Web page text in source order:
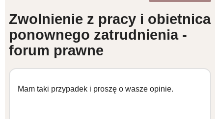
WZORY DOKUMENTÓW
FORUM PRAWNE
Zwolnienie z pracy i obietnica
ponownego zatrudnienia -
forum prawne
Mam taki przypadek i proszę o wasze opinie.